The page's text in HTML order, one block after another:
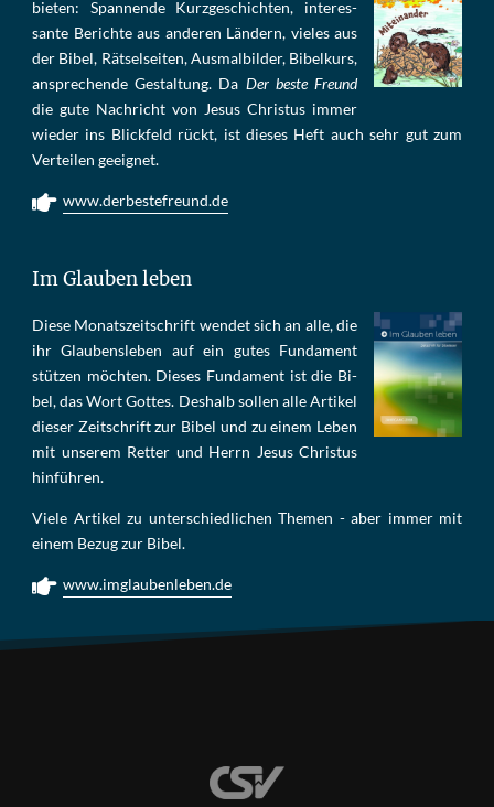
bie­ten: Span­nen­de Kurz­ge­schich­ten, in­te­res­
san­te Be­rich­te aus an­de­ren Län­dern, vie­les aus
der Bi­bel, Rät­sel­sei­ten, Aus­mal­bil­der, Bi­bel­kurs,
an­sprech­ende Ge­stal­tung. Da Der beste Freund
die gu­te Nach­richt von Je­sus Chris­tus im­mer
wie­der ins Blick­feld rückt, ist die­ses Heft auch sehr gut zum
Ver­tei­len ge­eig­net.
www.derbestefreund.de
Im Glauben leben
Die­se Mo­nats­zeit­schrift wen­det sich an alle, die
ihr Glau­bens­le­ben auf ein gu­tes Fun­da­ment
stüt­zen möch­ten. Die­ses Fun­da­ment ist die Bi­
bel, das Wort Got­tes. Des­halb sol­len al­le Ar­ti­kel
die­ser Zeit­schrift zur Bi­bel und zu ei­nem Le­ben
mit un­se­rem Ret­ter und Herrn Je­sus Chris­tus
hin­füh­ren.
Viele Artikel zu unterschiedlichen Themen - aber immer mit
einem Bezug zur Bibel.
www.imglaubenleben.de